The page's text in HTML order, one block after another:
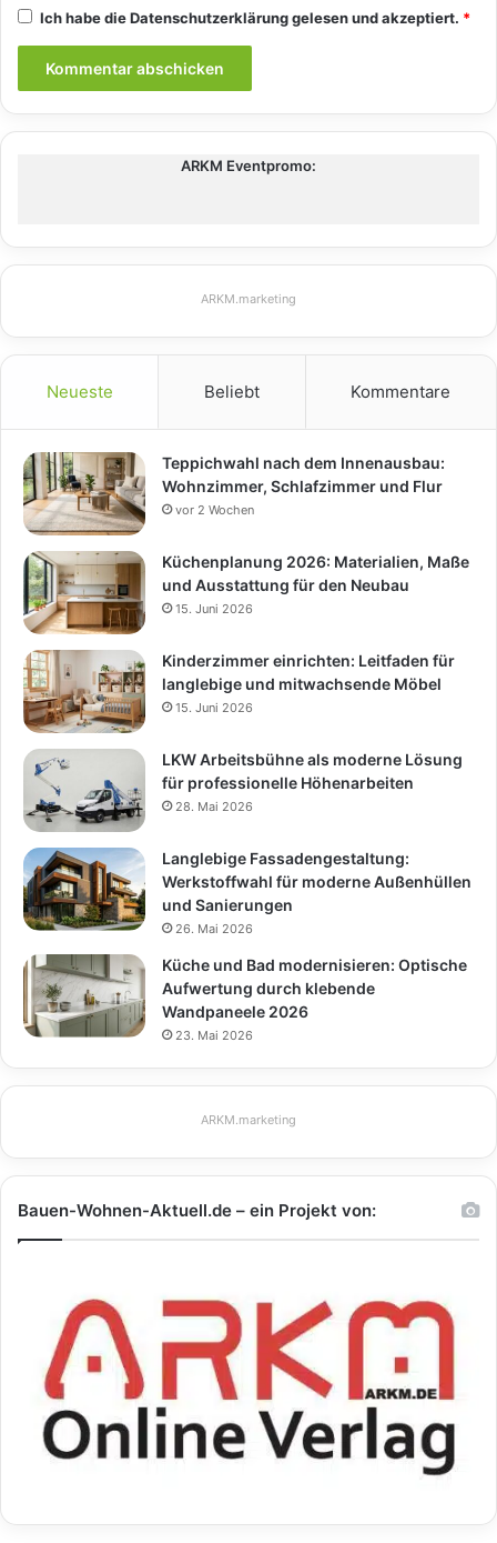
Ich habe dieDatenschutzerklärunggelesen und akzeptiert. *
ARKM Eventpromo:
ARKM.marketing
Neueste Beliebt Kommentare
Teppichwahl nach dem Innenausbau:
Wohnzimmer, Schlafzimmer und Flur
vor 2 Wochen
Küchenplanung 2026: Materialien, Maße
und Ausstattung für den Neubau
15. Juni 2026
Kinderzimmer einrichten: Leitfaden für
langlebige und mitwachsende Möbel
15. Juni 2026
LKW Arbeitsbühne als moderne Lösung
für professionelle Höhenarbeiten
28. Mai 2026
Langlebige Fassadengestaltung:
Werkstoffwahl für moderne Außenhüllen
und Sanierungen
26. Mai 2026
Küche und Bad modernisieren: Optische
Aufwertung durch klebende
Wandpaneele 2026
23. Mai 2026
ARKM.marketing
Bauen-Wohnen-Aktuell.de – ein Projekt von: